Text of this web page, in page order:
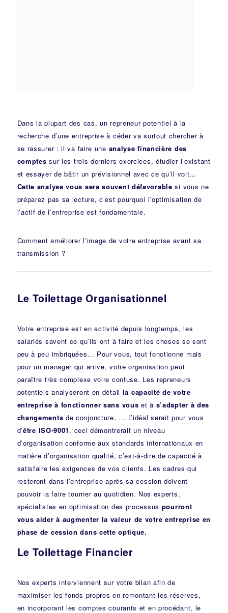
Dans la plupart des cas, un repreneur potentiel à la
recherche d’une entreprise à céder va surtout chercher à
se rassurer : il va faire une analyse financière des
comptes sur les trois derniers exercices, étudier l’existant
et essayer de bâtir un prévisionnel avec ce qu’il voit…
Cette analyse vous sera souvent défavorable si vous ne
préparez pas sa lecture, c’est pourquoi l’optimisation de
l’actif de l’entreprise est fondamentale.
Comment améliorer l’image de votre entreprise avant sa
transmission ?
Le Toilettage Organisationnel
Votre entreprise est en activité depuis longtemps, les
salariés savent ce qu’ils ont à faire et les choses se sont
peu à peu imbriquées… Pour vous, tout fonctionne mais
pour un manager qui arrive, votre organisation peut
paraître très complexe voire confuse. Les repreneurs
potentiels analyseront en détail la capacité de votre
entreprise à fonctionner sans vous et à s’adapter à des
changements de conjoncture, … L’idéal serait pour vous
d’être ISO-9001 , ceci démontrerait un niveau
d’organisation conforme aux standards internationaux en
matière d’organisation qualité, c’est-à-dire de capacité à
satisfaire les exigences de vos clients. Les cadres qui
resteront dans l’entreprise après sa cession doivent
pouvoir la faire tourner au quotidien. Nos experts,
spécialistes en optimisation des processus pourront
vous aider à augmenter la valeur de votre entreprise en
phase de cession dans cette optique.
Le Toilettage Financier
Nos experts interviennent sur votre bilan afin de
maximiser les fonds propres en remontant les réserves,
en incorporant les comptes courants et en procédant, le